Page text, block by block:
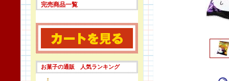
完売商品一覧
お菓子の通販 人気ランキング